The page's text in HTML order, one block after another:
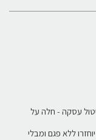
עסקה - חלה על
ללא פגם ומבלי